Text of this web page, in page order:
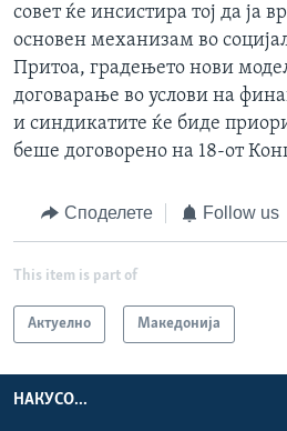
совет ќе инсистира тој да ја
основен механизам во
Притоа, градењето нови
договарање во услови на
и синдикатите ќе биде
беше договорено на 18-от
Споделете Follow us
This item is part of
Актуелно Македонија
НАКУСО...